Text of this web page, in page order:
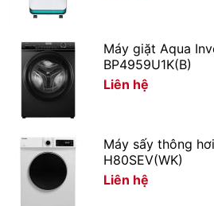
Máy giặt Aqua
BP4959U1K(B)
Liên hệ
Máy sấy thông
H80SEV(WK)
Liên hệ